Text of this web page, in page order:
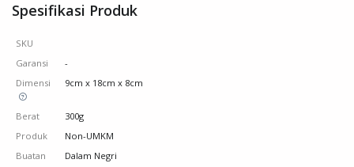
Spesifikasi Produk
SKU
Garansi
-
Dimensi
9cm x 18cm x 8cm
Berat
300g
Produk
Non-UMKM
Buatan
Dalam Negri